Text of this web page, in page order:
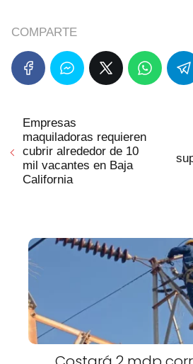
COMPARTE
Empresas
maquiladoras requieren
cubrir alrededor de 10
mil vacantes en Baja
California